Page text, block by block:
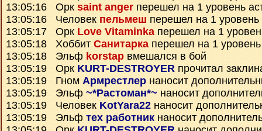
13:05:16 Орк saint anger перешел на 1 уровень
13:05:16 Человек пельмеш перешел на 1 уровень
13:05:17 Орк Love Vitaminka перешел на 1
13:05:18 Хоббит Санитарка перешел на 1
13:05:18 Эльф korstap вмешался в бой
13:05:19 Орк KURT-DESTROYER прочитал
13:05:19 Гном Армрестлер наносит
13:05:19 Эльф ~*Растоман*~ наносит
13:05:19 Человек KotYara22 наносит
13:05:19 Эльф тех работник наносит